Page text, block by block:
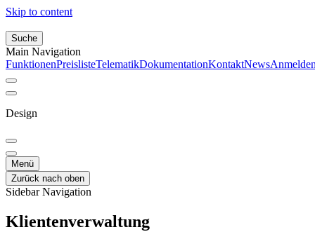
Skip to content
Suche
Main Navigation
FunktionenPreislisteTelematikDokumentationKontaktNews
Design
Menü
Zurück nach oben
Sidebar Navigation
Klientenverwaltung